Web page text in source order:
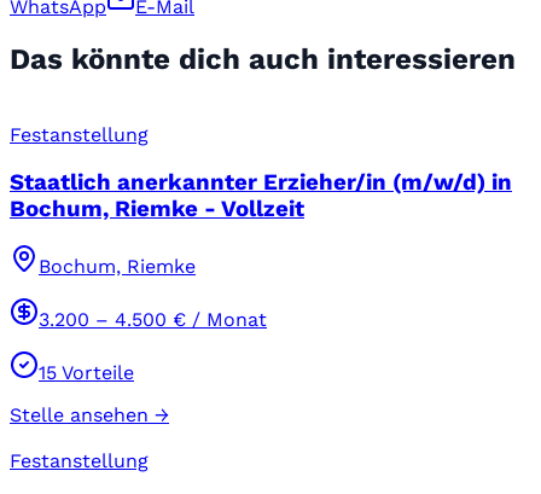
WhatsApp E-Mail
Das könnte dich auch interessieren
Festanstellung
Staatlich anerkannter Erzieher/in (m/w/d) in
Bochum, Riemke - Vollzeit
Bochum, Riemke
3.200 – 4.500 € / Monat
15 Vorteile
Stelle ansehen →
Festanstellung